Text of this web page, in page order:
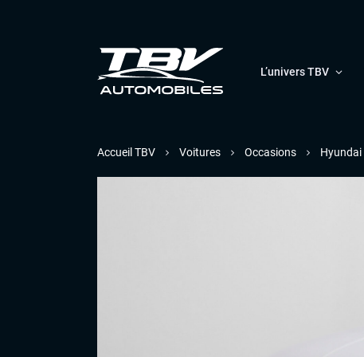
L’univers TBV
Accueil TBV Voitures Occasions Hyundai